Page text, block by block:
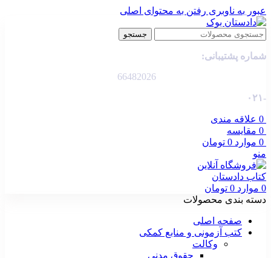
عبور به ناوبری رفتن به محتوای اصلی
جستجو
شماره پشتیبانی:
66482026
-۰۲۱
0 علاقه مندی
0 مقایسه
0 موارد 0 تومان
منو
0 موارد 0 تومان
دسته بندی محصولات
صفحه اصلی
کتب آزمونی و منابع کمکی
وکالت
حقوق مدنی